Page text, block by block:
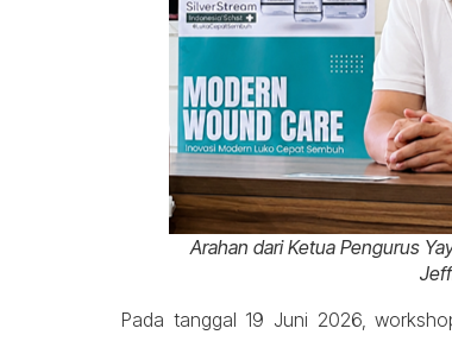
Arahan dari Ketua Pengurus
Pada tanggal 19 Juni 2026,